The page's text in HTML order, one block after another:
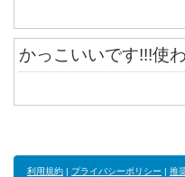
かっこいいです!!!使
利用規約 | プライバシーポリシー | 推